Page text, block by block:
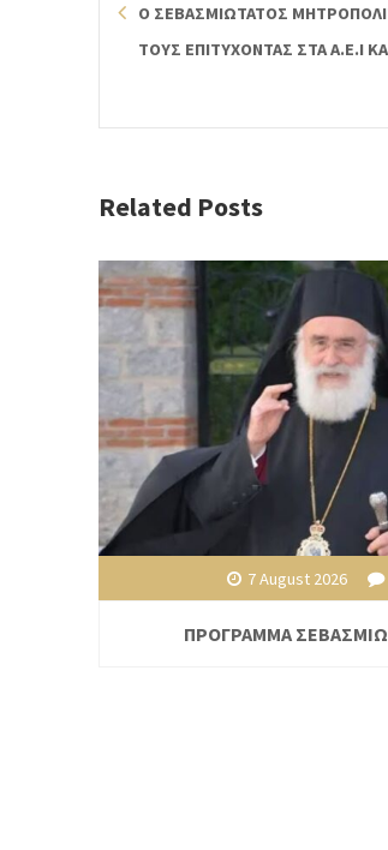
Ο ΣΕΒΑΣΜΙΩΤΑΤΟΣ
ΤΟΥΣ ΕΠΙΤΥΧΟΝΤΑΣ ΣΤΑ Α.Ε.Ι
Related Posts
7 August 2026
ΠΡΟΓΡΑΜΜΑ